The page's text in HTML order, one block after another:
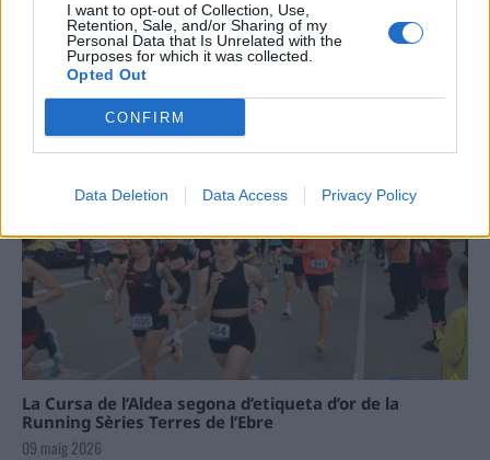
I want to opt-out of Collection, Use,
Retention, Sale, and/or Sharing of my
Personal Data that Is Unrelated with the
Purposes for which it was collected.
Opted Out
CONFIRM
Data Deletion Data Access Privacy Policy
Carrega més
La Cursa de l’Aldea segona d’etiqueta d’or de la
Running Sèries Terres de l’Ebre
09 maig 2026